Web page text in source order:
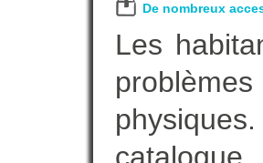
De nombreux
Les